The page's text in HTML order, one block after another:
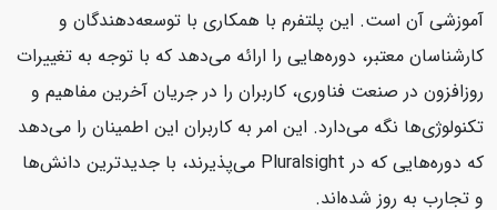
آموزشی آن است. این پلتفرم با همکاری با توسعه‌دهندگان و
کارشناسان معتبر، دوره‌هایی را ارائه می‌دهد که با توجه به تغییرات
روزافزون در صنعت فناوری، کاربران را در جریان آخرین مفاهیم و
تکنولوژی‌ها نگه می‌دارد. این امر به کاربران این اطمینان را می‌دهد
که دوره‌هایی که در Pluralsight می‌پذیرند، با جدیدترین دانش‌ها
و تجارب به روز شده‌اند.